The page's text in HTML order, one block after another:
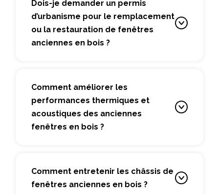
Dois-je demander un permis
d’urbanisme pour le remplacement
ou la restauration de fenêtres
anciennes en bois ?
Comment améliorer les
performances thermiques et
acoustiques des anciennes
fenêtres en bois ?
Comment entretenir les châssis de
fenêtres anciennes en bois ?